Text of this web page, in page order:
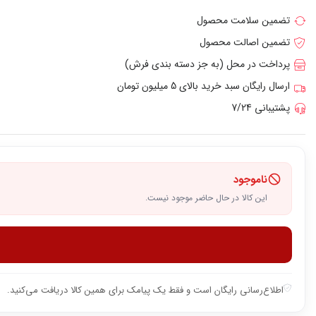
تضمین سلامت محصول
تضمین اصالت محصول
پرداخت در محل (به جز دسته بندی فرش)
ارسال رایگان سبد خرید بالای 5 میلیون تومان
پشتیبانی 7/24
ناموجود
این کالا در حال حاضر موجود نیست.
اطلاع‌رسانی رایگان است و فقط یک پیامک برای همین کالا دریافت می‌کنید.